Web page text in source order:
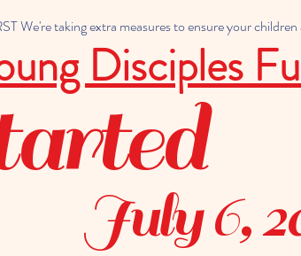
We're taking extra measures to ensure your children
Disciples
July 6,